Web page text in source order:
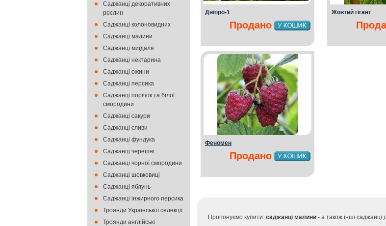
Дніпро-1
Продано
Жовтий гігант
Феномен
Продано
Пропонуємо купити: саджанці малини - а також інші
Саджанці декоративних
рослин
Саджанці колоновидних
Саджанці малини
Саджанці мигдаля
Саджанці нектарина
Саджанці ожини
Саджанці персика
Саджанці порічок та білої
смородини
Саджанці сакури
Саджанці сливи
Саджанці фундука
Саджанці черешні
Саджанці чорної смородини
Саджанці шовковиці
Саджанці яблунь
Саджанці інжирного персика
Троянди Української селекції
Троянди англійські